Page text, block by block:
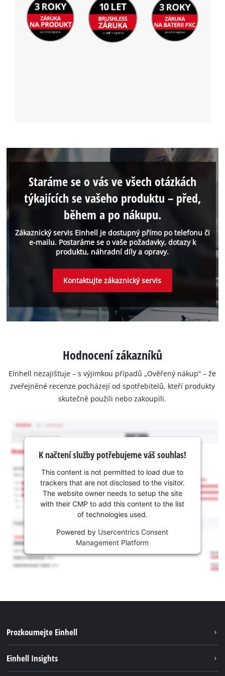
Zákaznický servis Einhell je dostupný přímo po telefonu či
e-mailu. Postaráme se o vaše požadavky, dotazy k
produktu, náhradní díly a opravy.
Staráme se o vás ve všech otázkách
týkajících se vašeho produktu – před,
během a po nákupu.
Kontaktujte zákaznický servis
Hodnocení zákazníků
Einhell nezajišťuje – s výjimkou případů „Ověřený nákup“ – že
zveřejněné recenze pocházejí od spotřebitelů, kteří produkty
skutečně použili nebo zakoupili.
K načtení služby potřebujeme váš souhlas!
This content is not permitted to load due to
trackers that are not disclosed to the visitor.
The website owner needs to setup the site
with their CMP to add this content to the list
of technologies used.
Powered by Usercentrics Consent
Management Platform
Prozkoumejte Einhell
Einhell Insights